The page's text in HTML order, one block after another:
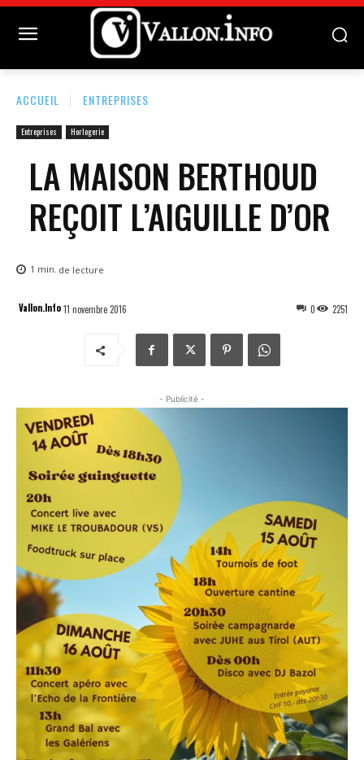
ACCUEIL ENTREPRISES
Entreprises Horlogerie
LA MAISON BERTHOUD
REÇOIT L’AIGUILLE D’OR
1 min. de lecture
Vallon.Info11 novembre 2016 2251
0
- Publicité -